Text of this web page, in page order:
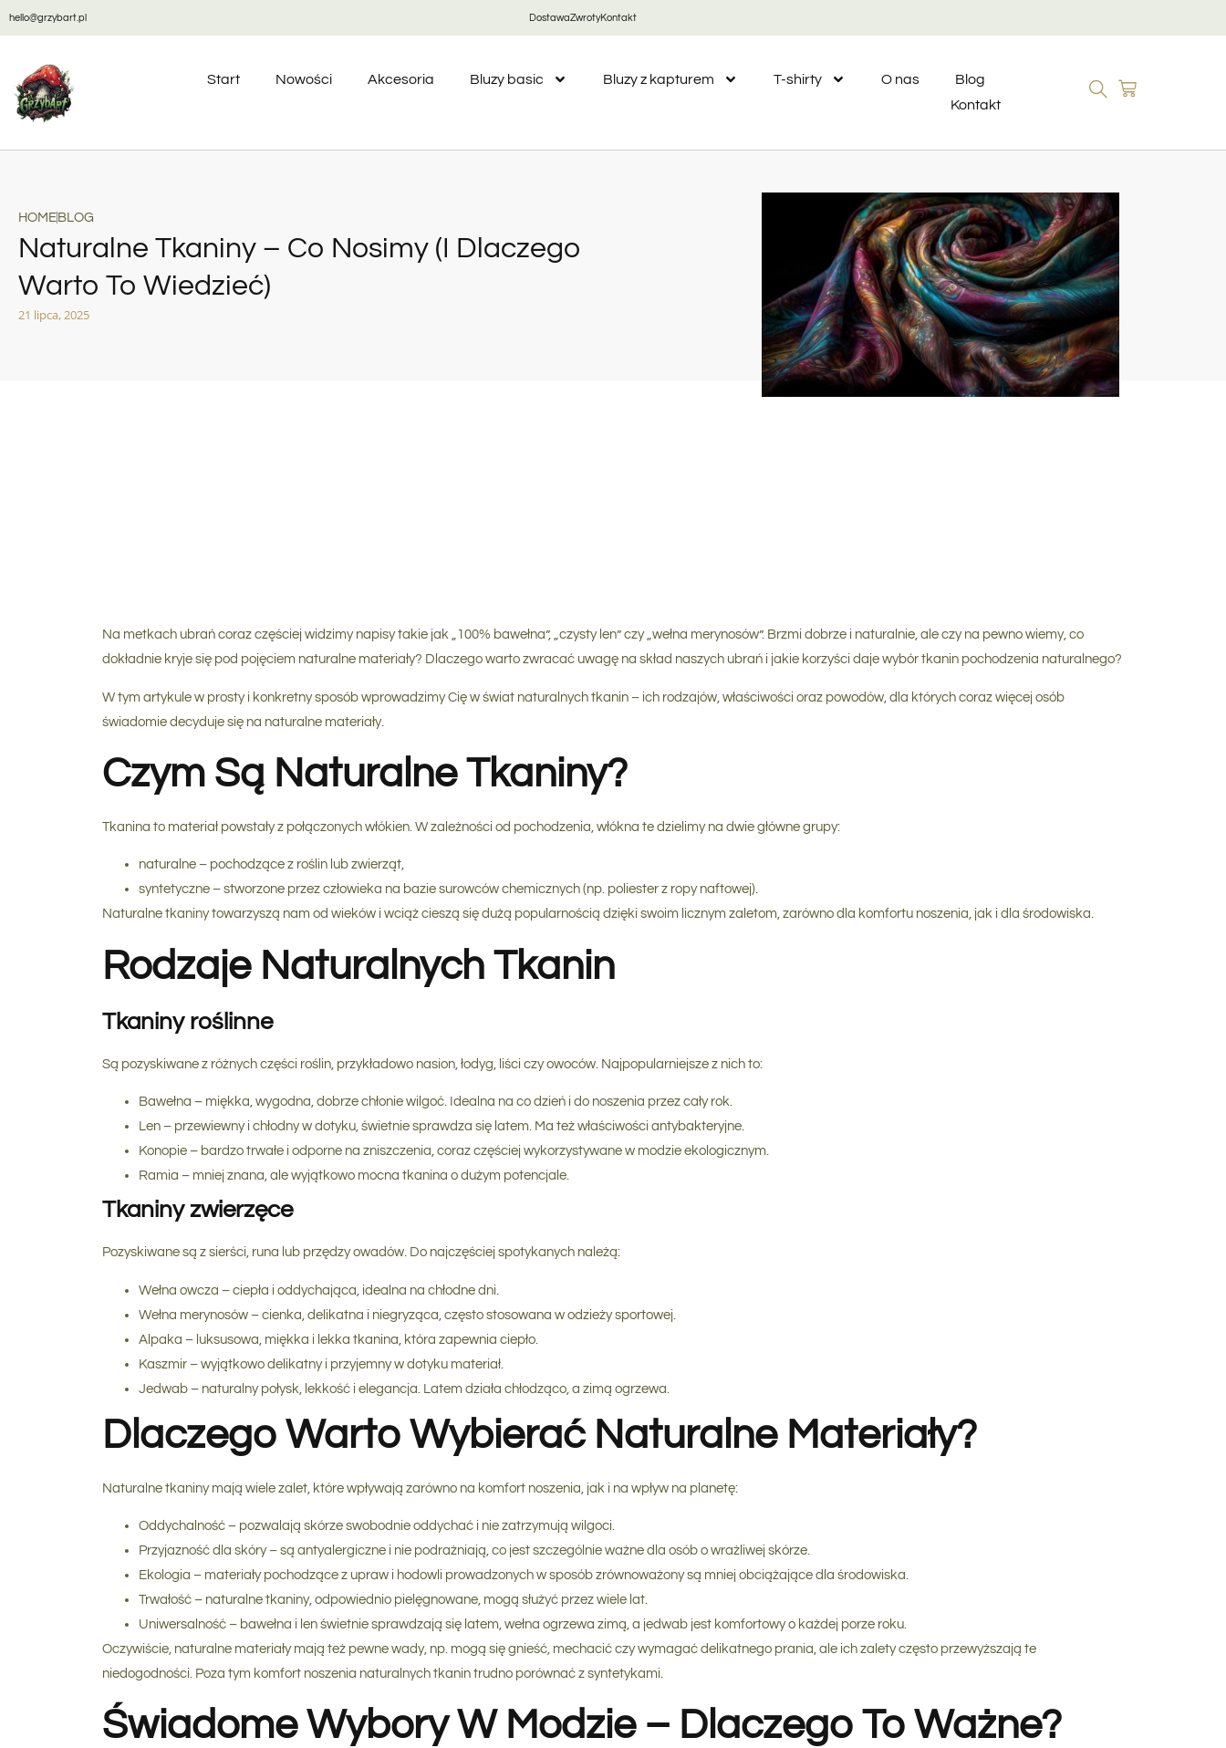
hello@grzybart.pl DostawaZwrotyKontakt
Start Nowości Akcesoria Bluzy basic Bluzy z kapturem T-shirty O nas
Blog
Kontakt
HOME BLOG
Naturalne Tkaniny – Co Nosimy (i Dlaczego
Warto To Wiedzieć)
21 lipca, 2025
Na metkach ubrań coraz częściej widzimy napisy takie jak „100% bawełna”, „czysty len” czy „wełna merynosów”. Brzmi dobrze i naturalnie, ale czy na pewno wiemy, co
dokładnie kryje się pod pojęciem naturalne materiały? Dlaczego warto zwracać uwagę na skład naszych ubrań i jakie korzyści daje wybór tkanin pochodzenia naturalnego?
W tym artykule w prosty i konkretny sposób wprowadzimy Cię w świat naturalnych tkanin – ich rodzajów, właściwości oraz powodów, dla których coraz więcej osób
świadomie decyduje się na naturalne materiały.
Czym Są Naturalne Tkaniny?
Tkanina to materiał powstały z połączonych włókien. W zależności od pochodzenia, włókna te dzielimy na dwie główne grupy:
naturalne – pochodzące z roślin lub zwierząt,
syntetyczne – stworzone przez człowieka na bazie surowców chemicznych (np. poliester z ropy naftowej).
Naturalne tkaniny towarzyszą nam od wieków i wciąż cieszą się dużą popularnością dzięki swoim licznym zaletom, zarówno dla komfortu noszenia, jak i dla środowiska.
Rodzaje Naturalnych Tkanin
Tkaniny roślinne
Są pozyskiwane z różnych części roślin, przykładowo nasion, łodyg, liści czy owoców. Najpopularniejsze z nich to:
Bawełna – miękka, wygodna, dobrze chłonie wilgoć. Idealna na co dzień i do noszenia przez cały rok.
Len – przewiewny i chłodny w dotyku, świetnie sprawdza się latem. Ma też właściwości antybakteryjne.
Konopie – bardzo trwałe i odporne na zniszczenia, coraz częściej wykorzystywane w modzie ekologicznym.
Ramia – mniej znana, ale wyjątkowo mocna tkanina o dużym potencjale.
Tkaniny zwierzęce
Pozyskiwane są z sierści, runa lub przędzy owadów. Do najczęściej spotykanych należą:
Wełna owcza – ciepła i oddychająca, idealna na chłodne dni.
Wełna merynosów – cienka, delikatna i niegryząca, często stosowana w odzieży sportowej.
Alpaka – luksusowa, miękka i lekka tkanina, która zapewnia ciepło.
Kaszmir – wyjątkowo delikatny i przyjemny w dotyku materiał.
Jedwab – naturalny połysk, lekkość i elegancja. Latem działa chłodząco, a zimą ogrzewa.
Dlaczego Warto Wybierać Naturalne Materiały?
Naturalne tkaniny mają wiele zalet, które wpływają zarówno na komfort noszenia, jak i na wpływ na planetę:
Oddychalność – pozwalają skórze swobodnie oddychać i nie zatrzymują wilgoci.
Przyjazność dla skóry– są antyalergiczne i nie podrażniają, co jest szczególnie ważne dla osób o wrażliwej skórze.
Ekologia – materiały pochodzące z upraw i hodowli prowadzonych w sposób zrównoważony są mniej obciążające dla środowiska.
Trwałość – naturalne tkaniny, odpowiednio pielęgnowane, mogą służyć przez wiele lat.
Uniwersalność – bawełna i len świetnie sprawdzają się latem, wełna ogrzewa zimą, a jedwab jest komfortowy o każdej porze roku.
Oczywiście, naturalne materiały mają też pewne wady, np. mogą się gnieść, mechacić czy wymagać delikatnego prania, ale ich zalety często przewyższają te
niedogodności. Poza tym komfort noszenia naturalnych tkanin trudno porównać z syntetykami.
Świadome Wybory W Modzie – Dlaczego To Ważne?